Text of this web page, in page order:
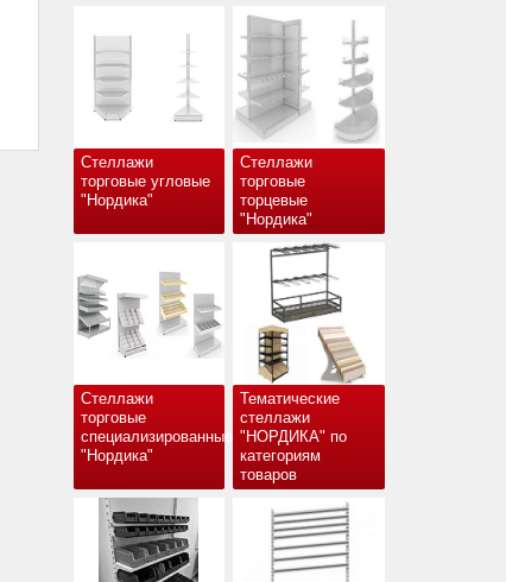
Стеллажи
торговые угловые
"Нордика"
Стеллажи
торговые
торцевые
"Нордика"
Стеллажи
торговые
специализированные
"Нордика"
Тематические
стеллажи
"НОРДИКА" по
категориям
товаров